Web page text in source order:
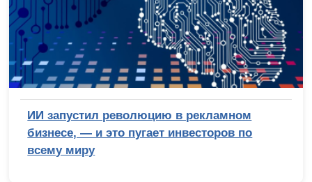
ИИ запустил революцию в рекламном
бизнесе, — и это пугает инвесторов по
всему миру